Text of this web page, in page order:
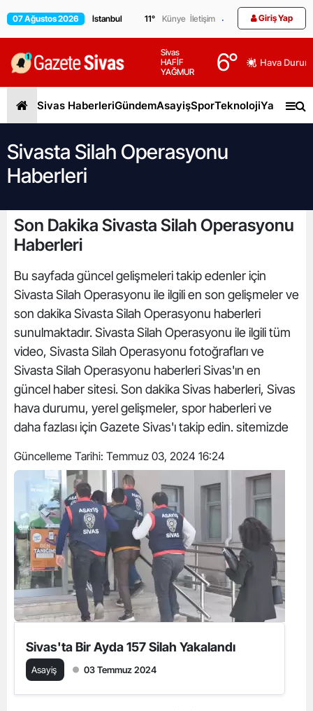
07 Ağustos 2026 11° Künye İletişim Giriş Yap
Sivas
HAFİF
YAĞMUR
6° Hava
Sivas HaberleriGündemAsayişSporTeknolojiYaşam
Sivasta Silah Operasyonu
Haberleri
Son Dakika Sivasta Silah Operasyonu
Haberleri
Bu sayfada güncel gelişmeleri takip edenler için
Sivasta Silah Operasyonu ile ilgili en son gelişmeler ve
son dakika Sivasta Silah Operasyonu haberleri
sunulmaktadır. Sivasta Silah Operasyonu ile ilgili tüm
video, Sivasta Silah Operasyonu fotoğrafları ve
Sivasta Silah Operasyonu haberleri Sivas'ın en
güncel haber sitesi. Son dakika Sivas haberleri, Sivas
hava durumu, yerel gelişmeler, spor haberleri ve
daha fazlası için Gazete Sivas'ı takip edin. sitemizde
Güncelleme Tarihi: Temmuz 03, 2024 16:24
Sivas'ta Bir Ayda 157 Silah Yakalandı
Asayiş 03 Temmuz 2024